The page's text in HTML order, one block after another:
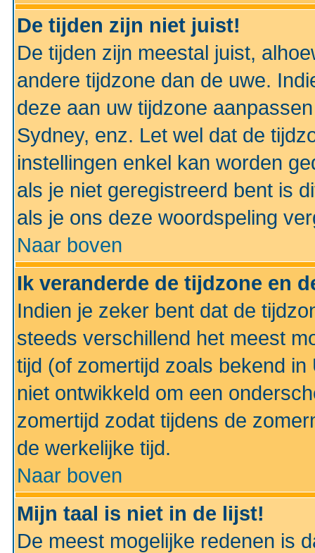
De tijden zijn niet juist!
De tijden zijn meestal juist,
andere tijdzone dan de uwe.
deze aan uw tijdzone
Sydney, enz. Let wel dat de
instellingen enkel kan worden
als je niet geregistreerd bent is
als je ons deze woordspeling
Naar boven
Ik veranderde de tijdzone en
Indien je zeker bent dat de
steeds verschillend het meest
tijd (of zomertijd zoals bekend
niet ontwikkeld om een
zomertijd zodat tijdens de
de werkelijke tijd.
Naar boven
Mijn taal is niet in de lijst!
De meest mogelijke redenen is